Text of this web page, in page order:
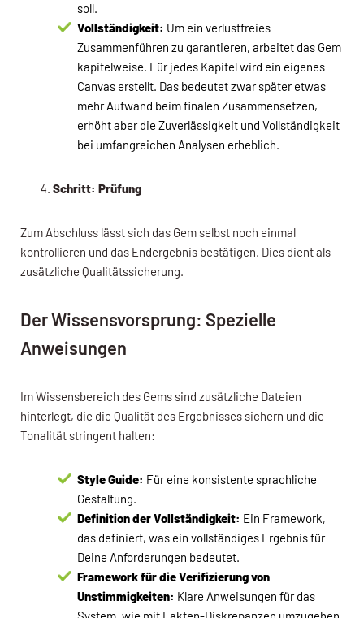
soll.
Vollständigkeit: Um ein verlustfreies
Zusammenführen zu garantieren, arbeitet das Gem
kapitelweise. Für jedes Kapitel wird ein eigenes
Canvas erstellt. Das bedeutet zwar später etwas
mehr Aufwand beim finalen Zusammensetzen,
erhöht aber die Zuverlässigkeit und Vollständigkeit
bei umfangreichen Analysen erheblich.
Schritt: Prüfung
Zum Abschluss lässt sich das Gem selbst noch einmal
kontrollieren und das Endergebnis bestätigen. Dies dient als
zusätzliche Qualitätssicherung.
Der Wissensvorsprung: Spezielle
Anweisungen
Im Wissensbereich des Gems sind zusätzliche Dateien
hinterlegt, die die Qualität des Ergebnisses sichern und die
Tonalität stringent halten:
Style Guide: Für eine konsistente sprachliche
Gestaltung.
Definition der Vollständigkeit: Ein Framework,
das definiert, was ein vollständiges Ergebnis für
Deine Anforderungen bedeutet.
Framework für die Verifizierung von
Unstimmigkeiten: Klare Anweisungen für das